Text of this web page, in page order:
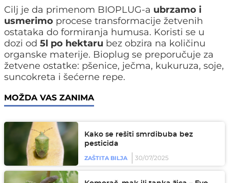
Cilj je da primenom BIOPLUG-a ubrzamo i
usmerimo procese transformacije žetvenih
ostataka do formiranja humusa. Koristi se u
dozi od 5l po hektaru bez obzira na količinu
organske materije. Bioplug se preporučuje za
žetvene ostatke: pšenice, ječma, kukuruza, soje,
suncokreta i šećerne repe.
MOŽDA VAS ZANIMA
Kako se rešiti smrdibuba bez
pesticida
ZAŠTITA BILJA 30/07/2025